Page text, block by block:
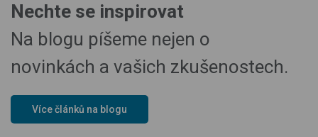
Nechte se inspirovat
Na blogu píšeme nejen o
novinkách a vašich zkušenostech.
Více článků na blogu